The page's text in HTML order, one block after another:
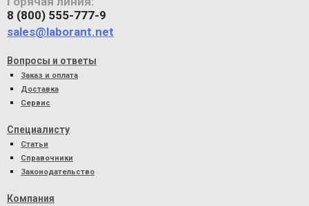
8 (800) 555-777-9
sales@laborant.net
Вопросы и ответы
Заказ и оплата
Доставка
Сервис
Специалисту
Статьи
Справочники
Законодательство
Компания